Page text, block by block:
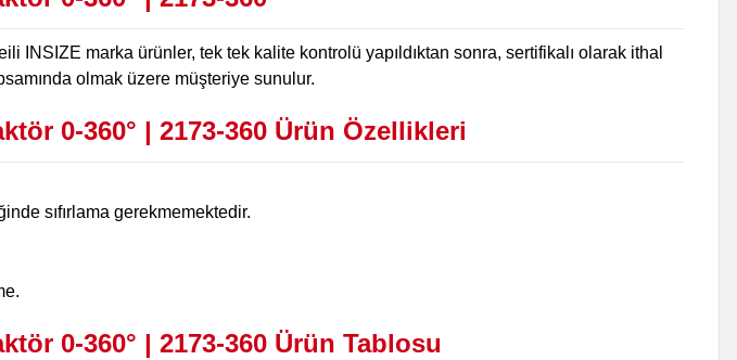
INSIZE marka ürünler, tek tek kalite kontrolü yapıldıktan sonra, sertifikalı olarak ithal
olmak üzere müşteriye sunulur.
0-360° | 2173-360 Ürün Özellikleri
sıfırlama gerekmemektedir.
0-360° | 2173-360 Ürün Tablosu